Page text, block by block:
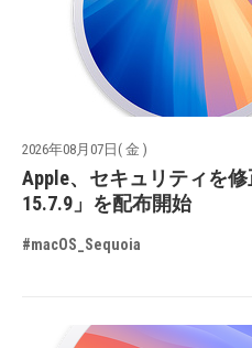
2026年08月07日( 金 )
Apple、セキュリティを修
15.7.9」を配布開始
#macOS_Sequoia